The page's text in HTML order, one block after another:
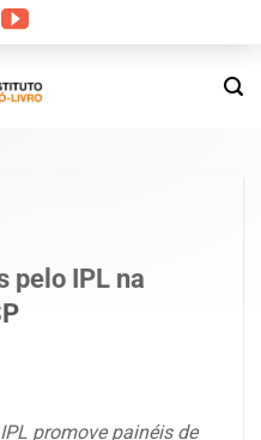
pelo IPL na
promove painéis de